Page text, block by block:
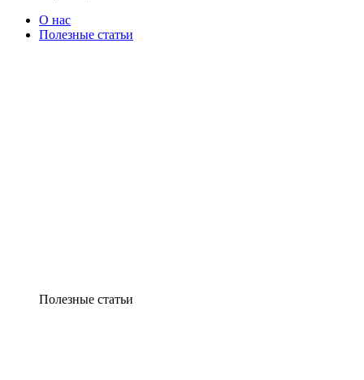
О нас
Полезные статьи
Полезные статьи